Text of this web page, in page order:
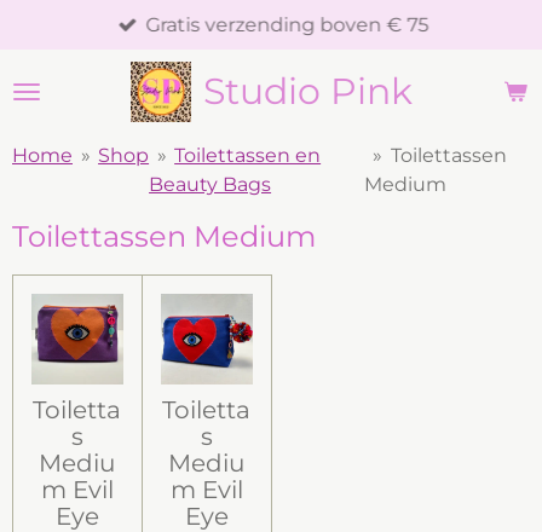
naar
Studio Pink
Gratis verzending boven € 75
Home » Shop » Toilettassen en
Beauty Bags
» Toilettassen
Medium
Toilettassen Medium
Toiletta
s
Mediu
m Evil
Eye
Toiletta
s
Mediu
m Evil
Eye